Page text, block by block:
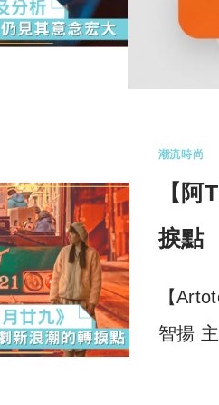
智揚
0
潮流時尚
【
捩點
【
智揚